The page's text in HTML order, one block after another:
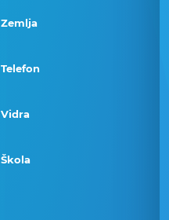
Zemlja
Telefon
Vidra
Škola